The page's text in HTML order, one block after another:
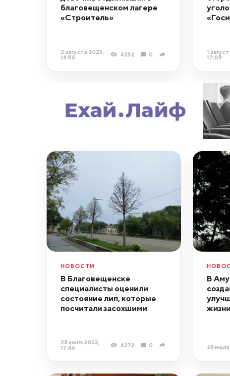
благовещенском лагере
«Строитель»
2 августа 2023,
18:56
4252 0
1
17:09
НОВОСТИ
В Благовещенске
специалисты оценили
состояние лип, которые
посчитали засохшими
28 июля 2023,
17:46
4272 0
В
28 июля